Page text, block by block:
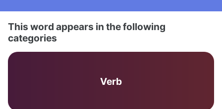
This word appears in the following
categories
Verb